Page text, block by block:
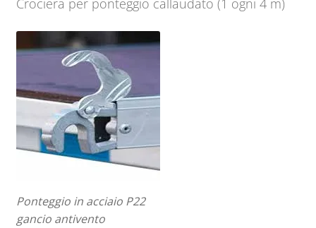
Crociera per ponteggio callaudato (1 ogni 4 m)
Ponteggio in acciaio P22
gancio antivento